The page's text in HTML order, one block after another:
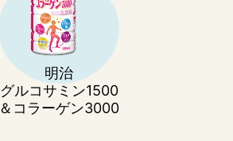
明治
グルコサミン1500
＆コラーゲン3000